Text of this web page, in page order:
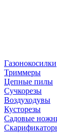
Газонокосилки
Триммеры
Цепные пилы
Cучкорезы
Воздуходувы
Кусторезы
Садовые